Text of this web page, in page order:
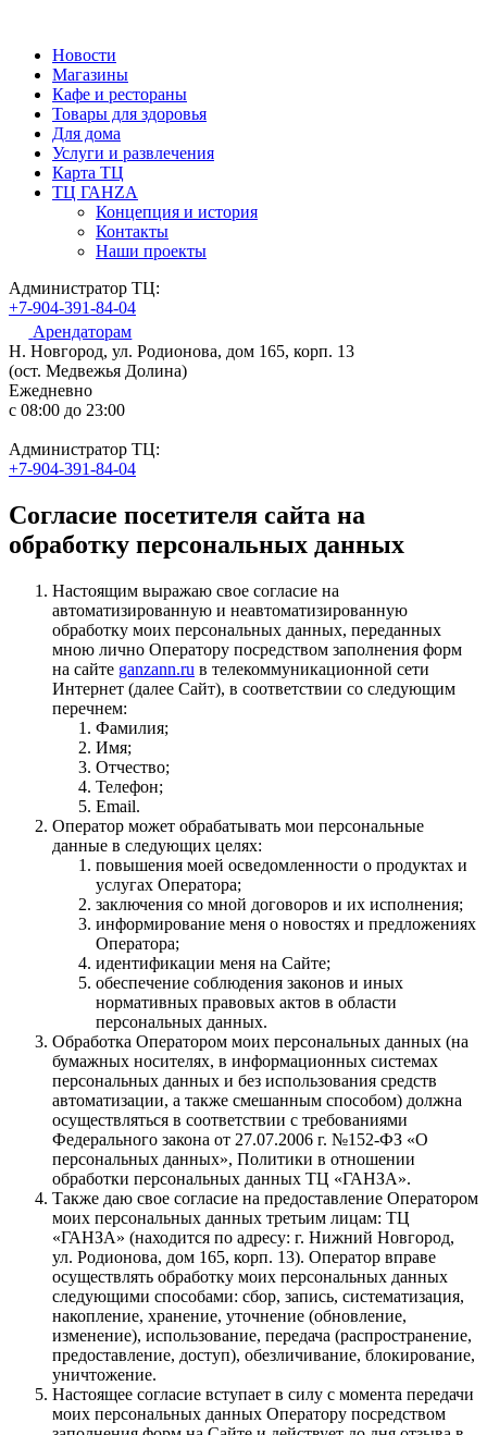
Новости
Магазины
Кафе и рестораны
Товары для здоровья
Для дома
Услуги и развлечения
Карта ТЦ
ТЦ ГАНZА
Концепция и история
Контакты
Наши проекты
Администратор ТЦ:
+7-904-391-84-04
Арендаторам
Н. Новгород, ул. Родионова, дом 165, корп. 13
(ост. Медвежья Долина)
Ежедневно
c 08:00 до 23:00
Администратор ТЦ:
+7-904-391-84-04
Согласие посетителя сайта на
обработку персональных данных
Настоящим выражаю свое согласие на
автоматизированную и неавтоматизированную
обработку моих персональных данных, переданных
мною лично Оператору посредством заполнения форм
на сайте ganzann.ru в телекоммуникационной сети
Интернет (далее Сайт), в соответствии со следующим
перечнем:
Фамилия;
Имя;
Отчество;
Телефон;
Email.
Оператор может обрабатывать мои персональные
данные в следующих целях:
повышения моей осведомленности о продуктах и
услугах Оператора;
заключения со мной договоров и их исполнения;
информирование меня о новостях и предложениях
Оператора;
идентификации меня на Сайте;
обеспечение соблюдения законов и иных
нормативных правовых актов в области
персональных данных.
Обработка Оператором моих персональных данных (на
бумажных носителях, в информационных системах
персональных данных и без использования средств
автоматизации, а также смешанным способом) должна
осуществляться в соответствии с требованиями
Федерального закона от 27.07.2006 г. №152-ФЗ «О
персональных данных», Политики в отношении
обработки персональных данных ТЦ «ГАНЗА».
Также даю свое согласие на предоставление Оператором
моих персональных данных третьим лицам: ТЦ
«ГАНЗА» (находится по адресу: г. Нижний Новгород,
ул. Родионова, дом 165, корп. 13). Оператор вправе
осуществлять обработку моих персональных данных
следующими способами: сбор, запись, систематизация,
накопление, хранение, уточнение (обновление,
изменение), использование, передача (распространение,
предоставление, доступ), обезличивание, блокирование,
уничтожение.
Настоящее согласие вступает в силу с момента передачи
моих персональных данных Оператору посредством